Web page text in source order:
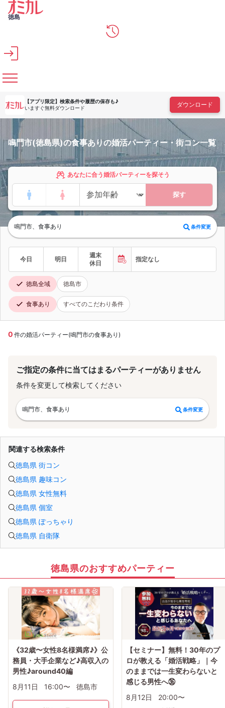
メインコンテンツへスキップ
徳島
【アプリ限定】 検索条件や履歴の保存も♪
いますぐ無料ダウンロード
ダウンロード
鳴門市(徳島県)の食事ありの婚活パーティー・街コン一覧
あなたに合う婚活パーティーを探そう
探す
鳴門市、食事あり 条件変更
今日 明日
週末
休日
指定なし
徳島全域 徳島市
食事あり すべてのこだわり条件
0 件の婚活パーティー(鳴門市の食事あり)
ご指定の条件に当てはまるパーティーがありません
条件を変更して検索してください
鳴門市、食事あり 条件変更
関連する検索条件
徳島県 街コン
徳島県 趣味コン
徳島県 女性無料
徳島県 個室
徳島県 ぽっちゃり
徳島県 自衛隊
徳島県のおすすめパーティー
《32歳〜女性8名様満席♪》公
務員・大手企業など♪高収入の
男性♪around40編
8月11日
16:00〜 徳島市
【セミナー】無料！30年のプ
ロが教える「婚活戦略」｜今
のままでは一生変わらないと
感じる男性へ㊱
8月12日
20:00〜